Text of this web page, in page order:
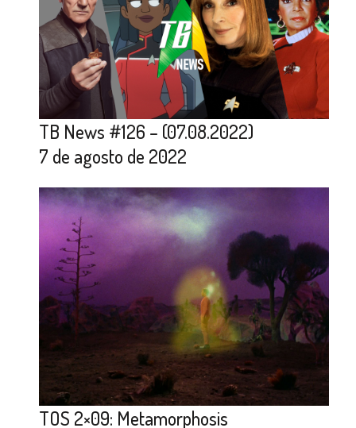
TB News #126 – (07.08.2022)
7 de agosto de 2022
TOS 2×09: Metamorphosis